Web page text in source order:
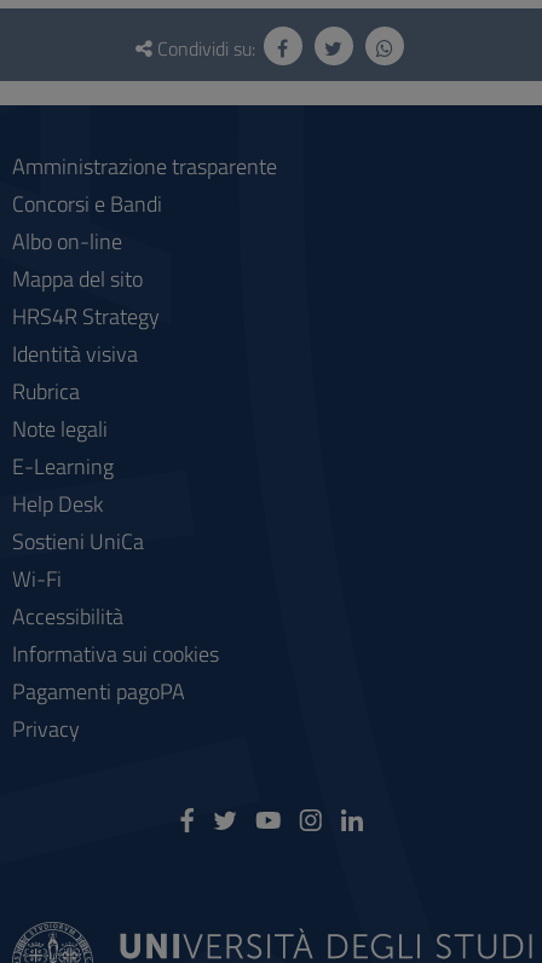
Questionario
social
Condividi su:
Amministrazione trasparente
Concorsi e Bandi
Albo on-line
Mappa del sito
HRS4R Strategy
Identità visiva
Rubrica
Note legali
E-Learning
Help Desk
Sostieni UniCa
Wi-Fi
Accessibilità
Informativa sui cookies
Pagamenti pagoPA
Privacy